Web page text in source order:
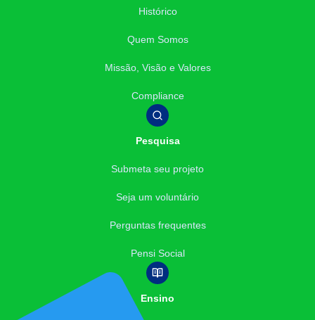
Histórico
Quem Somos
Missão, Visão e Valores
Compliance
Pesquisa
Submeta seu projeto
Seja um voluntário
Perguntas frequentes
Pensi Social
Ensino